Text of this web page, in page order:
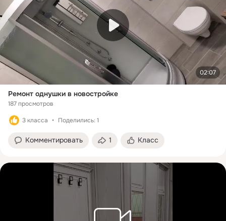
02:07
Ремонт однушки в новостройке
187 просмотров
3 класса Поделились: 1
Комментировать 1 Класс